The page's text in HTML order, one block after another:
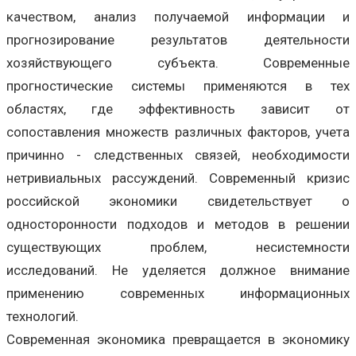
качеством, анализ получаемой информации и
прогнозирование результатов деятельности
хозяйствующего субъекта. Современные
прогностические системы применяются в тех
областях, где эффективность зависит от
сопоставления множеств различных факторов, учета
причинно - следственных связей, необходимости
нетривиальных рассуждений. Современный кризис
российской экономики свидетельствует о
односторонности подходов и методов в решении
существующих проблем, несистемности
исследований. Не уделяется должное внимание
применению современных информационных
технологий.
Современная экономика превращается в экономику